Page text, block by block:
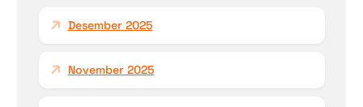
Desember 2025
November 2025